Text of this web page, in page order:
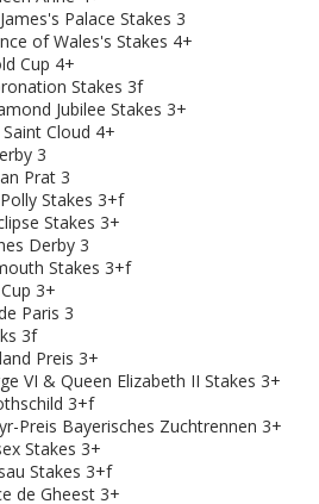
Palace Stakes 3
of Wales's Stakes 4+
Cup 4+
Stakes 3f
Jubilee Stakes 3+
Cloud 4+
3
Prat 3
Stakes 3+f
Stakes 3+
Derby 3
Stakes 3+f
3+
Paris 3
3f
Preis 3+
VI & Queen Elizabeth II Stakes 3+
3+f
Preis Bayerisches Zuchtrennen 3+
Stakes 3+
Stakes 3+f
de Gheest 3+